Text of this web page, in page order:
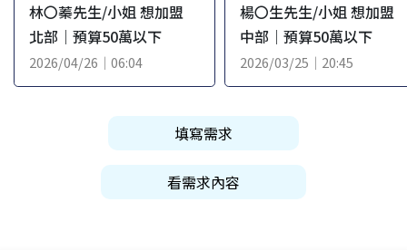
林〇蓁先生/小姐 想加盟
北部｜預算50萬以下
2026/04/26｜06:04
楊〇生先生/小姐 想加盟
中部｜預算50萬以下
2026/03/25｜20:45
填寫需求
看需求內容